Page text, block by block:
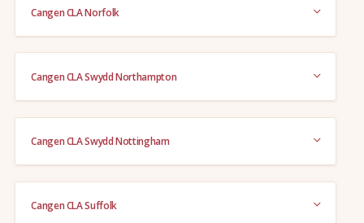
Cangen CLA Norfolk
Cangen CLA Swydd Northampton
Cangen CLA Swydd Nottingham
Cangen CLA Suffolk